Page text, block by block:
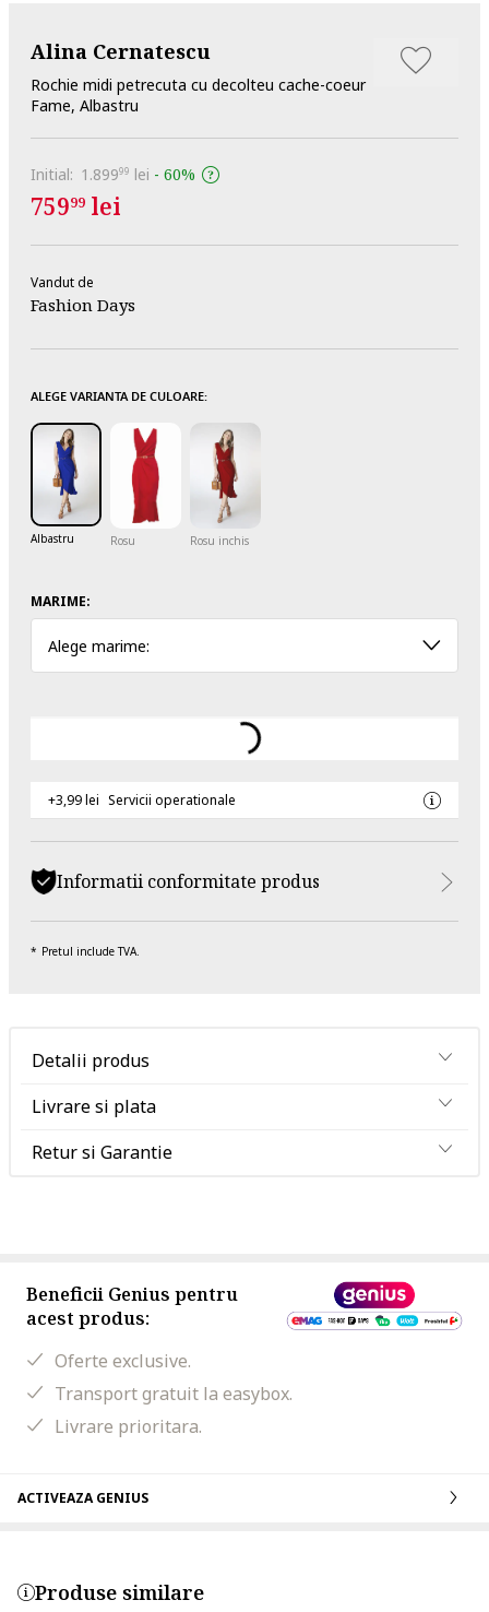
Alina Cernatescu
Rochie midi petrecuta cu decolteu cache-coeur
Fame, Albastru
Initial: 1.89999 lei - 60%
75999 lei
Vandut de
Fashion Days
ALEGE VARIANTA DE CULOARE:
Albastru Rosu Rosu inchis
MARIME:
Alege marime:
+3,99 lei Servicii operationale
Informatii conformitate produs
Pretul include TVA.
Detalii produs
Livrare si plata
Retur si Garantie
Beneficii Genius pentru
acest produs:
Oferte exclusive.
Transport gratuit la easybox.
Livrare prioritara.
ACTIVEAZA GENIUS
Produse similare